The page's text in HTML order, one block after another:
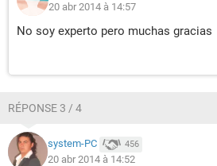
20 abr 2014 à 14:57
No soy experto pero muchas gracias
RÉPONSE 3 / 4
system-PC 456
20 abr 2014 à 14:52